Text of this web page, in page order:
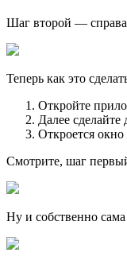
Шаг второй — справа
Теперь как это
Откройте
Далее
Откроется
Смотрите, шаг
Ну и собственно